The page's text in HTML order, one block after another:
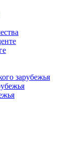
зарубежья